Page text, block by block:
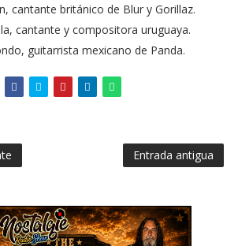
cantante británico de Blur y Gorillaz.
cantante y compositora uruguaya.
guitarrista mexicano de Panda.
Entrada antigua